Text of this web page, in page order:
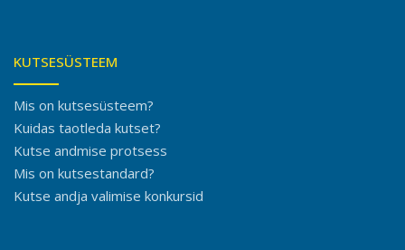
KUTSESÜSTEEM
Mis on kutsesüsteem?
Kuidas taotleda kutset?
Kutse andmise protsess
Mis on kutsestandard?
Kutse andja valimise konkursid